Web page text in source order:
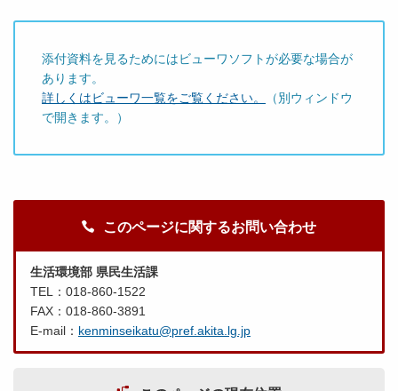
添付資料を見るためにはビューワソフトが必要な場合が
あります。
詳しくはビューワ一覧をご覧ください。
（別ウィンドウ
で開きます。）
このページに関するお問い合わせ
生活環境部 県民生活課
TEL：018-860-1522
FAX：018-860-3891
E-mail： kenminseikatu@pref.akita.lg.jp